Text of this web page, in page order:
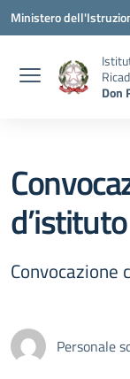
Vai ai contenuti
Vai al menu di
Vai al footer
Ministero
Don
d’istituto
Personale